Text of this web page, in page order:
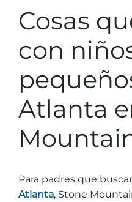
Cosas
con
Atlanta
Para padres que
Atlanta, Stone